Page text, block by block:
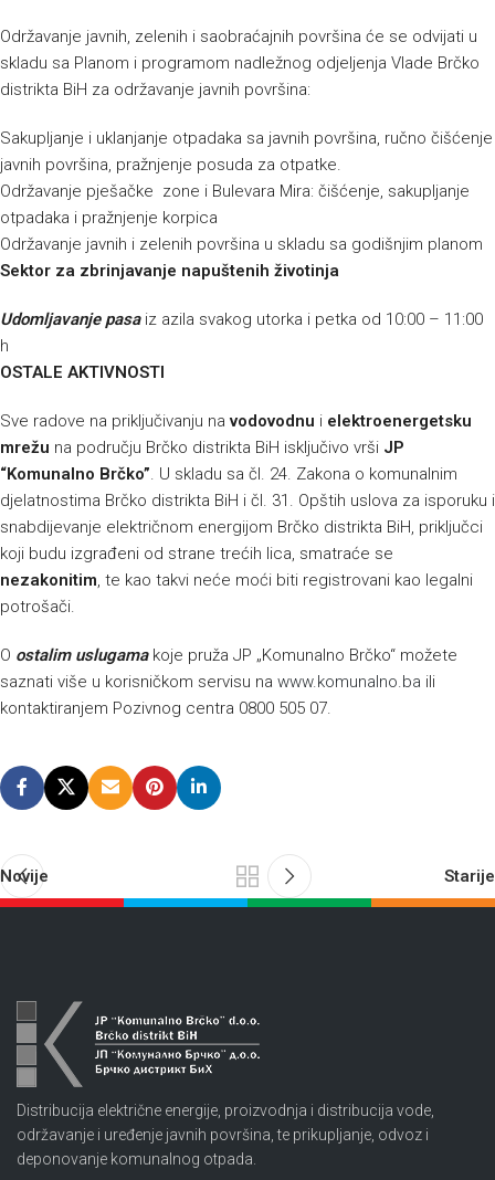
Održavanje javnih, zelenih i saobraćajnih površina će se odvijati u
skladu sa Planom i programom nadležnog odjeljenja Vlade Brčko
distrikta BiH za održavanje javnih površina:
Sakupljanje i uklanjanje otpadaka sa javnih površina, ručno čišćenje
javnih površina, pražnjenje posuda za otpatke.
Održavanje pješačke zone i Bulevara Mira: čišćenje, sakupljanje
otpadaka i pražnjenje korpica
Održavanje javnih i zelenih površina u skladu sa godišnjim planom
Sektor za zbrinjavanje napuštenih životinja
Udomljavanje pasaiz azila svakog utorka i petka od 10:00 – 11:00
h
OSTALE AKTIVNOSTI
Sve radove na priključivanju navodovodnu i elektroenergetsku
mrežu na području Brčko distrikta BiH isključivo vrši JP
“Komunalno Brčko”. U skladu sa čl. 24. Zakona o komunalnim
djelatnostima Brčko distrikta BiH i čl. 31. Opštih uslova za isporuku i
snabdijevanje električnom energijom Brčko distrikta BiH, priključci
koji budu izgrađeni od strane trećih lica, smatraće se
nezakonitim, te kao takvi neće moći biti registrovani kao legalni
potrošači.
O ostalim uslugamakoje pruža JP „Komunalno Brčko“ možete
saznati više u korisničkom servisu na www.komunalno.ba ili
kontaktiranjem Pozivnog centra 0800 505 07.
Novije Starije
Distribucija električne energije, proizvodnja i distribucija vode,
održavanje i uređenje javnih površina, te prikupljanje, odvoz i
deponovanje komunalnog otpada.